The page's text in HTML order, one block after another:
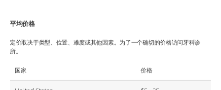
平均价格
定价取决于类型、位置、难度或其他因素。为了一个确切的价格访问牙科诊
所。
国家 价格